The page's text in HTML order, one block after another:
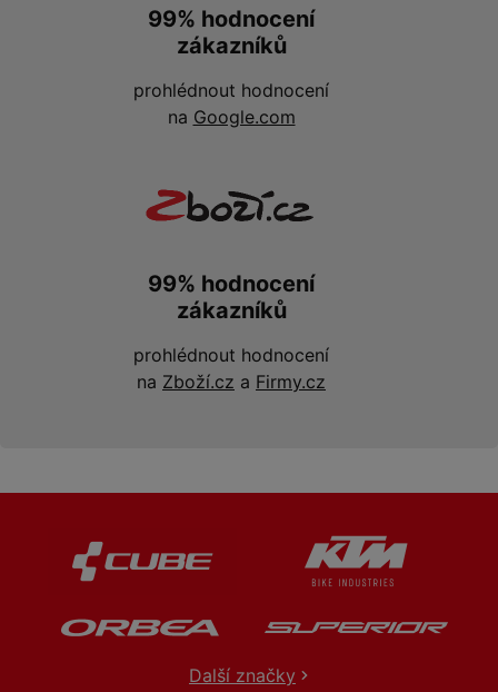
99% hodnocení
zákazníků
prohlédnout hodnocení
na Google.com
99% hodnocení
zákazníků
prohlédnout hodnocení
na Zboží.cz a Firmy.cz
Další značky